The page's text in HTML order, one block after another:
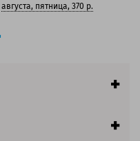
августа, пятница, 370 р.